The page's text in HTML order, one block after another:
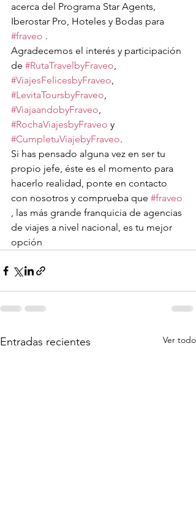
acerca del Programa Star Agents,
Iberostar Pro, Hoteles y Bodas para
#fraveo .
Agradecemos el interés y participación
de #RutaTravelbyFraveo,
#ViajesFelicesbyFraveo,
#LevitaToursbyFraveo,
#ViajaandobyFraveo,
#RochaViajesbyFraveo y
#CumpletuViajebyFraveo.
Si has pensado alguna vez en ser tu
propio jefe, éste es el momento para
hacerlo realidad, ponte en contacto
con nosotros y comprueba que #fraveo
, las más grande franquicia de agencias
de viajes a nivel nacional, es tu mejor
opción
Entradas recientes Ver todo